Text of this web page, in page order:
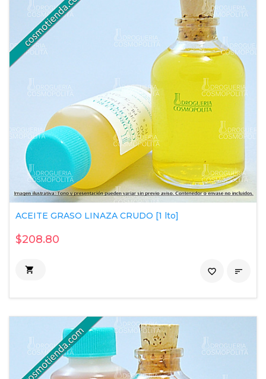
ACEITE GRASO LINAZA CRUDO [1 lto]
$208.80
 
favorite_border